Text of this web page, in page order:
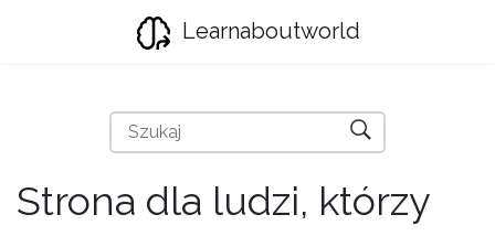
Learnaboutworld
Strona dla ludzi, którzy